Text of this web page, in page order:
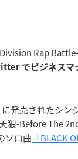
Rap
でビジネスマ
発売されたシン
狼-Before The
ソロ曲 「BLACK